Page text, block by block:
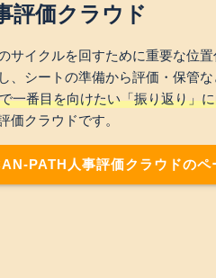
評価クラウド
サイクルを回すために重要な位置
、シートの準備から評価・保管
一番目を向けたい「振り返り」
価クラウドです。
PATH人事評価クラウドのペ